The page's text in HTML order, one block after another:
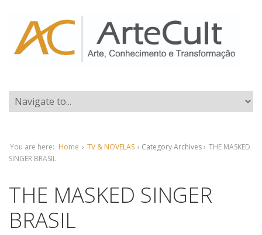
You are here: Home › TV & NOVELAS › Category Archives › THE MASKED
SINGER BRASIL
THE MASKED SINGER
BRASIL